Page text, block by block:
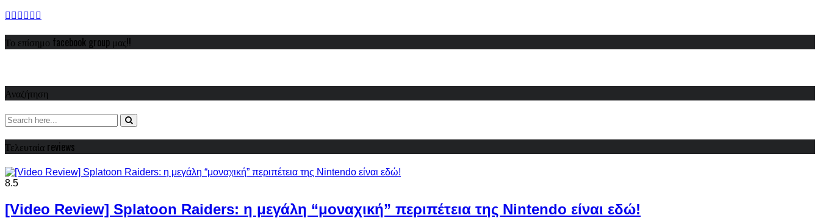
Το επίσημο facebook group μας!!
Αναζήτηση
Τελευταία reviews
8.5
[Video Review] Splatoon Raiders: η μεγάλη “μοναχική” περιπέτεια της Nintendo είναι εδώ!